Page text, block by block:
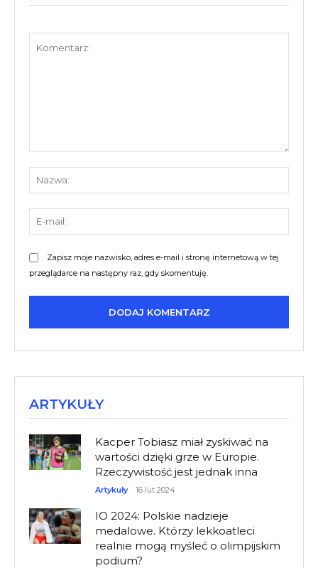
Zapisz moje nazwisko, adres e-mail i stronę internetową w tej
przeglądarce na następny raz, gdy skomentuję.
ARTYKUŁY
Kacper Tobiasz miał zyskiwać na
wartości dzięki grze w Europie.
Rzeczywistość jest jednak inna
Artykuły 16 lut 2024
IO 2024: Polskie nadzieje
medalowe. Którzy lekkoatleci
realnie mogą myśleć o olimpijskim
podium?